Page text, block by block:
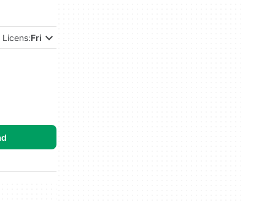
Licens:Fri